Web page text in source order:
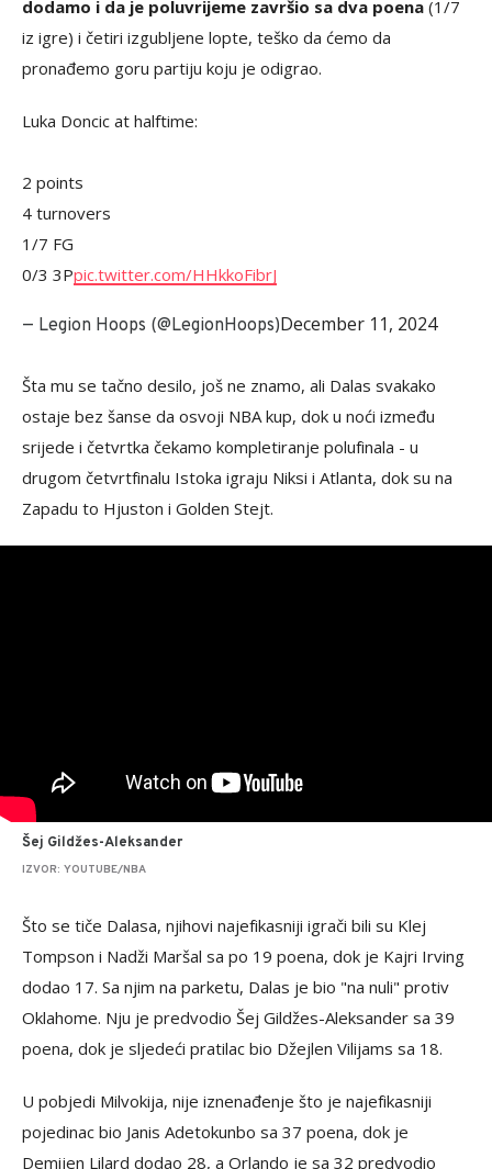
dodamo i da je poluvrijeme završio sa dva poena (1/7
iz igre) i četiri izgubljene lopte, teško da ćemo da
pronađemo goru partiju koju je odigrao.
Luka Doncic at halftime:
2 points
4 turnovers
1/7 FG
0/3 3Ppic.twitter.com/HHkkoFibrJ
— Legion Hoops (@LegionHoops)December 11, 2024
Šta mu se tačno desilo, još ne znamo, ali Dalas svakako
ostaje bez šanse da osvoji NBA kup, dok u noći između
srijede i četvrtka čekamo kompletiranje polufinala - u
drugom četvrtfinalu Istoka igraju Niksi i Atlanta, dok su na
Zapadu to Hjuston i Golden Stejt.
Šej Gildžes-Aleksander
IZVOR: YOUTUBE/NBA
Što se tiče Dalasa, njihovi najefikasniji igrači bili su Klej
Tompson i Nadži Maršal sa po 19 poena, dok je Kajri Irving
dodao 17. Sa njim na parketu, Dalas je bio "na nuli" protiv
Oklahome. Nju je predvodio Šej Gildžes-Aleksander sa 39
poena, dok je sljedeći pratilac bio Džejlen Vilijams sa 18.
U pobjedi Milvokija, nije iznenađenje što je najefikasniji
pojedinac bio Janis Adetokunbo sa 37 poena, dok je
Demijen Lilard dodao 28, a Orlando je sa 32 predvodio